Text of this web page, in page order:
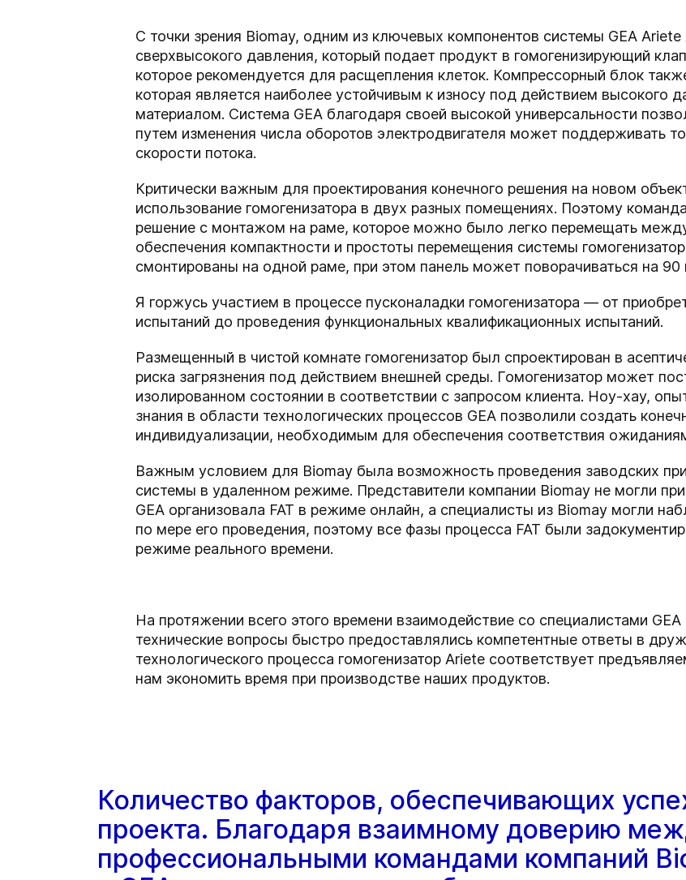
С точки зрения Biomay, одним из ключевых компонентов системы GEA
сверхвысокого давления, который подает продукт в гомогенизирующий
которое рекомендуется для расщепления клеток. Компрессорный блок
которая является наиболее устойчивым к износу под действием высокого
материалом. Система GEA благодаря своей высокой универсальности
путем изменения числа оборотов электродвигателя может поддерживать
скорости потока.
Критически важным для проектирования конечного решения на новом
использование гомогенизатора в двух разных помещениях. Поэтому
решение с монтажом на раме, которое можно было легко перемещать
обеспечения компактности и простоты перемещения системы
смонтированы на одной раме, при этом панель может поворачиваться на 90
Я горжусь участием в процессе пусконаладки гомогенизатора — от
испытаний до проведения функциональных квалификационных испытаний.
Размещенный в чистой комнате гомогенизатор был спроектирован в
риска загрязнения под действием внешней среды. Гомогенизатор может
изолированном состоянии в соответствии с запросом клиента. Ноу-хау,
знания в области технологических процессов GEA позволили создать
индивидуализации, необходимым для обеспечения соответствия
Важным условием для Biomay была возможность проведения заводских
системы в удаленном режиме. Представители компании Biomay не могли
GEA организовала FAT в режиме онлайн, а специалисты из Biomay могли
по мере его проведения, поэтому все фазы процесса FAT были
режиме реального времени.
На протяжении всего этого времени взаимодействие со специалистами
технические вопросы быстро предоставлялись компетентные ответы в
технологического процесса гомогенизатор Ariete соответствует
нам экономить время при производстве наших продуктов.
Количество факторов, обеспечивающих
проекта. Благодаря взаимному доверию
профессиональными командами компаний